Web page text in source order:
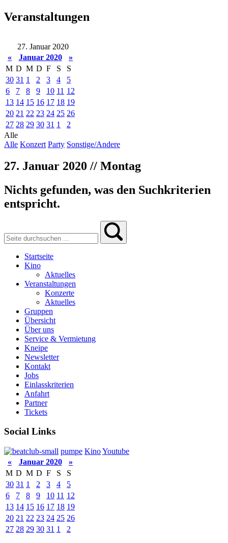
Veranstaltungen
27. Januar 2020
«
Januar 2020
»
M D M D F S
S
30 31 1 2 3 4
5
6
7 8 9 10 11 12
13 14 15 16 17 18 19
20 21 22 23 24 25 26
27 28 29 30 31 1
2
Alle
Alle Konzert Party Sonstige/Andere
27. Januar 2020 // Montag
Nichts gefunden, was den Suchkriterien
entspricht.
Startseite
Kino
Aktuelles
Veranstaltungen
Konzerte
Aktuelles
Gruppen
Übersicht
Über uns
Service & Vermietung
Kneipe
Newsletter
Kontakt
Jobs
Einlasskriterien
Anfahrt
Partner
Tickets
Social Links
pumpe KinoYoutube
«
Januar 2020
»
M D M D F S
S
30 31 1 2 3 4
5
6
7 8 9 10 11 12
13 14 15 16 17 18 19
20 21 22 23 24 25 26
27 28 29 30 31 1 2